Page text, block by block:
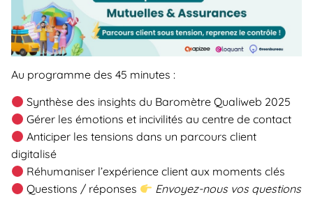
Au programme des 45 minutes :
Synthèse des insights du Baromètre Qualiweb 2025
Gérer les émotions et incivilités au centre de contact
Anticiper les tensions dans un parcours client
digitalisé
Réhumaniser l’expérience client aux moments clés
Questions / réponses
Envoyez-nous vos questions